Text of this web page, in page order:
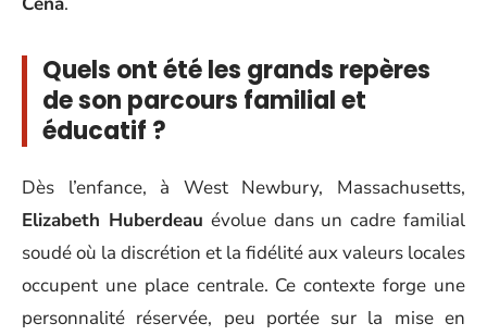
Quels ont été les grands repères
de son parcours familial et
éducatif ?
Dès l’enfance, à West Newbury, Massachusetts,
Elizabeth Huberdeau évolue dans un cadre familial
soudé où la discrétion et la fidélité aux valeurs locales
occupent une place centrale. Ce contexte forge une
personnalité réservée, peu portée sur la mise en